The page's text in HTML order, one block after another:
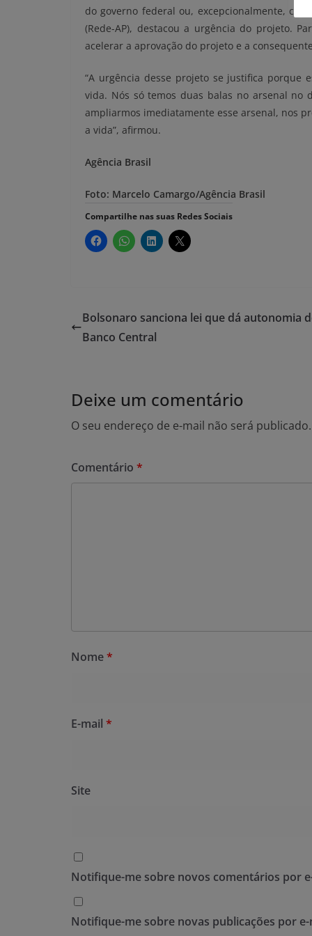
do governo federal ou, excepcionalmente,
(Rede-AP), destacou a urgência do projeto.
acelerar a aprovação do projeto e a
“A urgência desse projeto se justifica porque
vida. Nós só temos duas balas no arsenal no
ampliarmos imediatamente esse arsenal, nos
a vida”, afirmou.
Agência Brasil
Foto: Marcelo Camargo/Agência Brasil
Compartilhe nas suas Redes Sociais
Bolsonaro sanciona lei que dá autonomia
Banco Central
Deixe um comentário
O seu endereço de e-mail não será publicado.
Comentário *
Nome*
E-mail *
Site
Notifique-me sobre novos comentários por
Notifique-me sobre novas publicações por e-